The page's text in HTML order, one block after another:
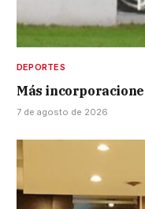
DEPORTES
Más
7 de agosto de 2026